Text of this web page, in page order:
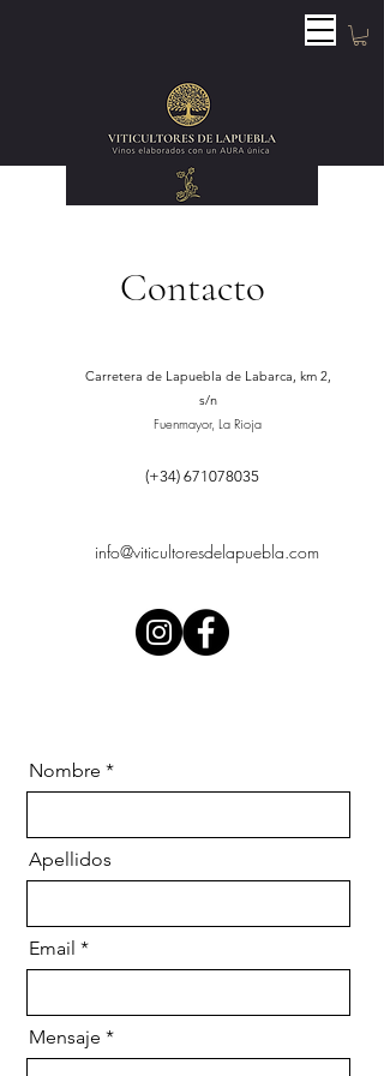
Contacto
Carretera de Lapuebla de Labarca, km 2,
s/n
Fuenmayor, La Rioja
(+34) 671078035
info@viticultoresdelapuebla.com
Nombre
Apellidos
Email
Mensaje